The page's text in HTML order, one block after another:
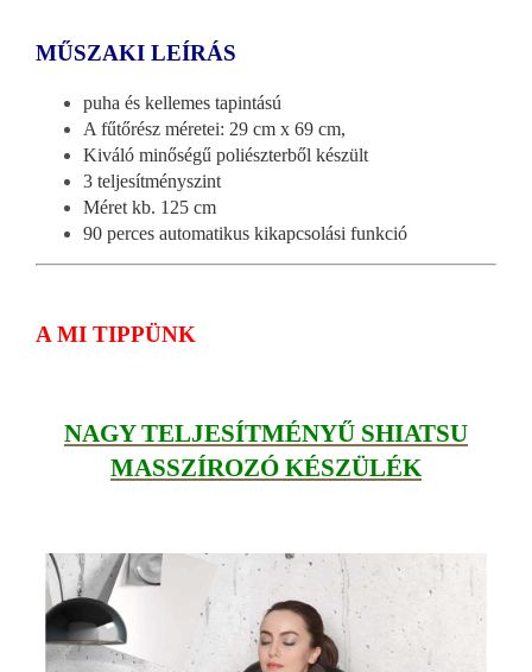
MŰSZAKI LEÍRÁS
puha és kellemes tapintású
A fűtőrész méretei: 29 cm x 69 cm,
Kiváló minőségű poliészterből készült
3 teljesítményszint
Méret kb. 125 cm
90 perces automatikus kikapcsolási funkció
A MI TIPPÜNK
NAGY TELJESÍTMÉNYŰ SHIATSU
MASSZÍROZÓ KÉSZÜLÉK